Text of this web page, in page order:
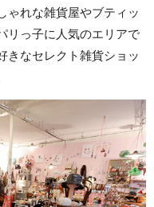
ゃれな雑貨屋やブティッ
リっ子に人気のエリアで
きなセレクト雑貨ショッ